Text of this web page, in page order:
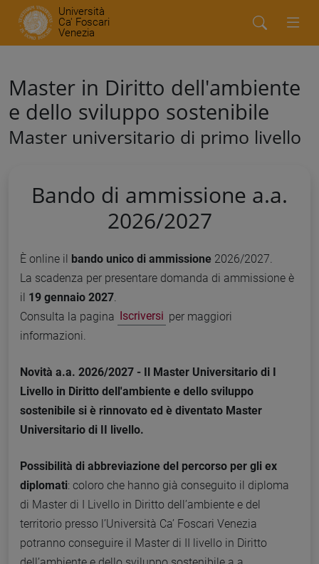
Università
Ca' Foscari
Venezia
Master in Diritto dell'ambiente
e dello sviluppo sostenibile
Master universitario di primo livello
Bando di ammissione a.a.
2026/2027
È online il bando unico di ammissione 2026/2027.
La scadenza per presentare domanda di ammissione è
il 19 gennaio 2027
Consulta la pagina
Iscriversi per maggiori
informazioni.
Novità a.a. 2026/2027 - Il Master Universitario di I
Livello in Diritto dell'ambiente e dello sviluppo
sostenibile si è rinnovato ed è diventato Master
Universitario di II livello.
Possibilità di abbreviazione del percorso per gli ex
diplomati: coloro che hanno già conseguito il diploma
di Master di I Livello in Diritto dell’ambiente e del
territorio presso l’Università Ca’ Foscari Venezia
potranno conseguire il Master di II livello in Diritto